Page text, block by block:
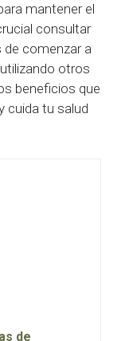
mantener el
consultar
de comenzar a
otros
beneficios que
cuida tu salud
de